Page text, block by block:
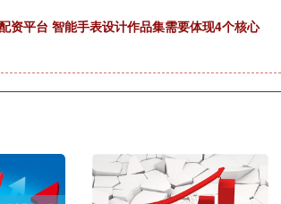
资平台 智能手表设计作品集需要体现4个核心